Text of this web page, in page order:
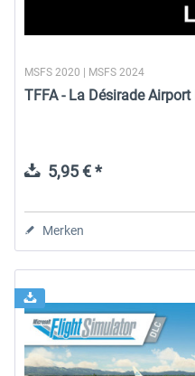
MSFS 2020 | MSFS 2024
TFFA - La Désirade Airport
5,95 € *
Merken